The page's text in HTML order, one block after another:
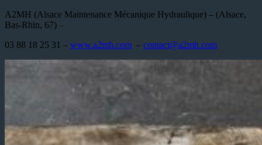
A2MH (Alsace Maintenance Mécanique Hydraulique) – (Alsace,
Bas-Rhin, 67) –
03 88 18 25 31 – www.a2mh.com – contact@a2mh.com